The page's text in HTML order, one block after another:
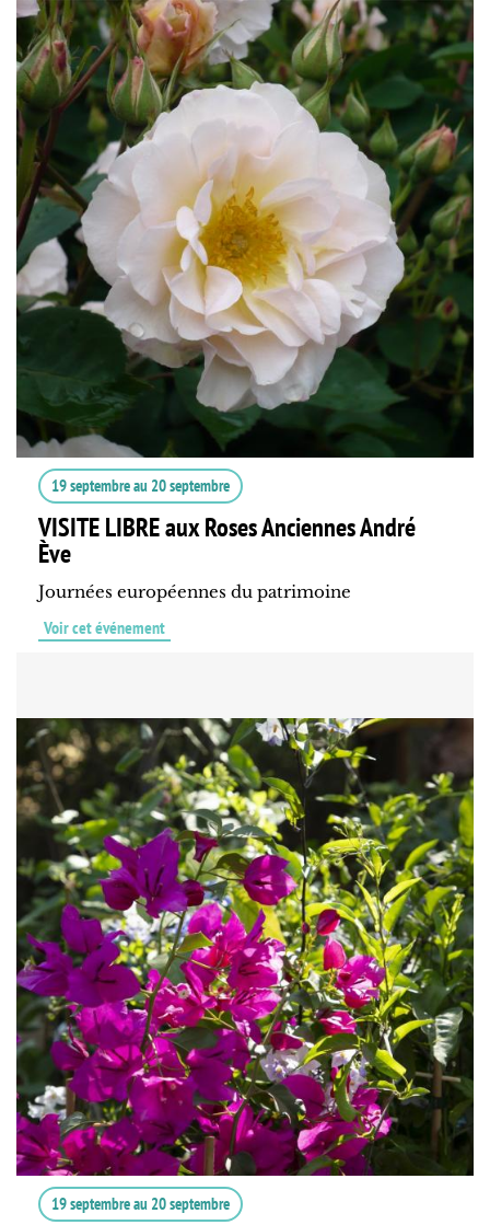
19 septembreau 20 septembre
VISITE LIBRE aux Roses Anciennes André
Ève
Journées européennes du patrimoine
Voir cet événement
19 septembreau 20 septembre